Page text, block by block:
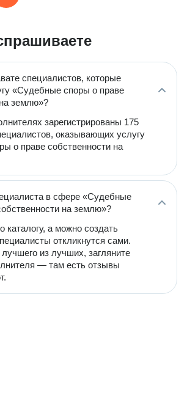
специалистов, которые
«Судебные споры о праве
землю»?
зарегистрированы 175
оказывающих услугу
о праве собственности на
в сфере «Судебные
на землю»?
каталогу, а можно создать
откликнутся сами.
из лучших, загляните
— там есть отзывы